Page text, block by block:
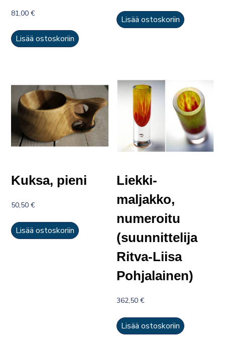
81,00€
Lisää ostoskoriin
Lisää ostoskoriin
Kuksa, pieni
50,50€
Lisää ostoskoriin
Liekki-
maljakko,
numeroitu
(suunnittelija
Ritva-Liisa
Pohjalainen)
362,50€
Lisää ostoskoriin